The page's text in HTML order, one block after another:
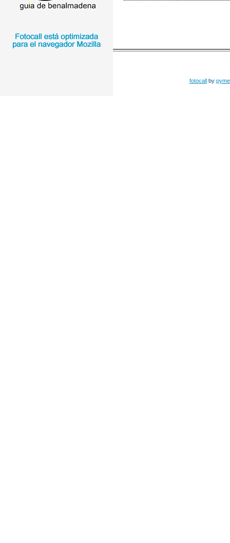
fotocall by